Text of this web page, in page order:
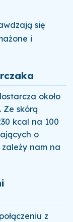
się
i
około
. Ze skórą
kcal na 100
o
nam na
z